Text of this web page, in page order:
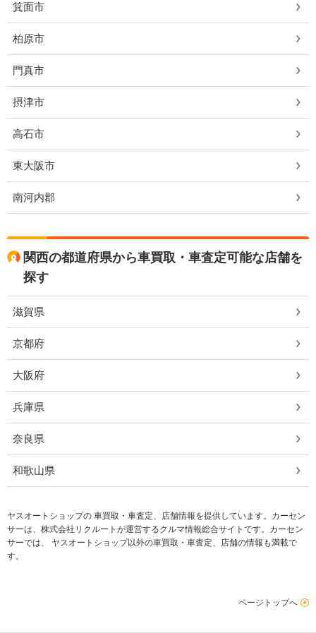
箕面市
柏原市
門真市
摂津市
高石市
東大阪市
南河内郡
関西の都道府県から車買取・車査定可能な店舗を
探す
滋賀県
京都府
大阪府
兵庫県
奈良県
和歌山県
ヤスオートショップの 車買取・車査定、店舗情報を提供しています。カーセン
サーは、株式会社リクルートが運営するクルマ情報総合サイトです。カーセン
サーでは、 ヤスオートショップ以外の車買取・車査定、店舗の情報も満載で
す。
ページトップへ